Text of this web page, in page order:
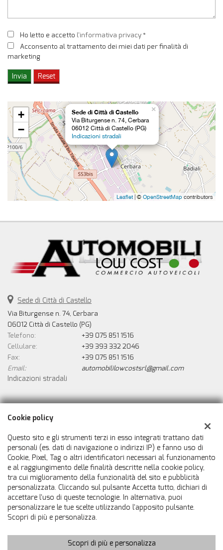
Ho letto e accetto l'informativa privacy*
Acconsento al trattamento dei miei dati per finalità di
marketing
Sede di Città di Castello
Via Biturgense n. 74, Cerbara
06012 Città di Castello (PG)
Indicazioni stradali
×
+
−
Leaflet| © OpenStreetMap contributors
Sede di Città di Castello
Via Biturgense n. 74, Cerbara
06012 Città di Castello (PG)
Telefono:
+39 075 851 1516
Cellulare:
+39 393 332 2046
Fax:
+39 075 851 1516
Email:
automobililowcostsrl@gmail.com
Indicazioni stradali
Dati fiscali:
Automobili Low Cost Srls
Via Biturgense n. 74, Cerbara, Città di Castello (PG)
C.F/P.IVA:02546800414
Registro delle imprese:PG
Copyright © 2026 GestionaleAuto.com S.r.l., Tutti i diritti riservati
Cookie policy
Questo sito e gli strumenti terzi in esso integrati trattano dati
personali (es. dati di navigazione o indirizzi IP) e fanno uso di
Cookie, Pixel, Tag o altri identificatori necessari al funzionamento
e al raggiungimento delle finalità descritte nella cookie policy,
tra cui miglioramento della funzionalità del sito e pubblicità
personalizzata. Cliccando sul pulsante Accetta tutto, dichiari di
accettare l'uso di queste tecnologie. In alternativa, puoi
personalizzare le tue scelte utilizzando l'apposito pulsante.
Scopri di più e personalizza.
Scopri di più e personalizza